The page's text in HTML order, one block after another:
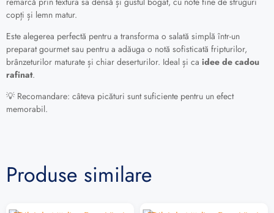
copți și lemn matur.
Este alegerea perfectă pentru a transforma o salată simplă într-un
preparat gourmet sau pentru a adăuga o notă sofisticată fripturilor,
brânzeturilor maturate și chiar deserturilor. Ideal și ca idee de cadou
rafinat.
💡 Recomandare: câteva picături sunt suficiente pentru un efect
memorabil.
Produse similare